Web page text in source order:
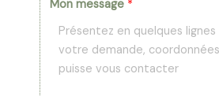
Mon message *